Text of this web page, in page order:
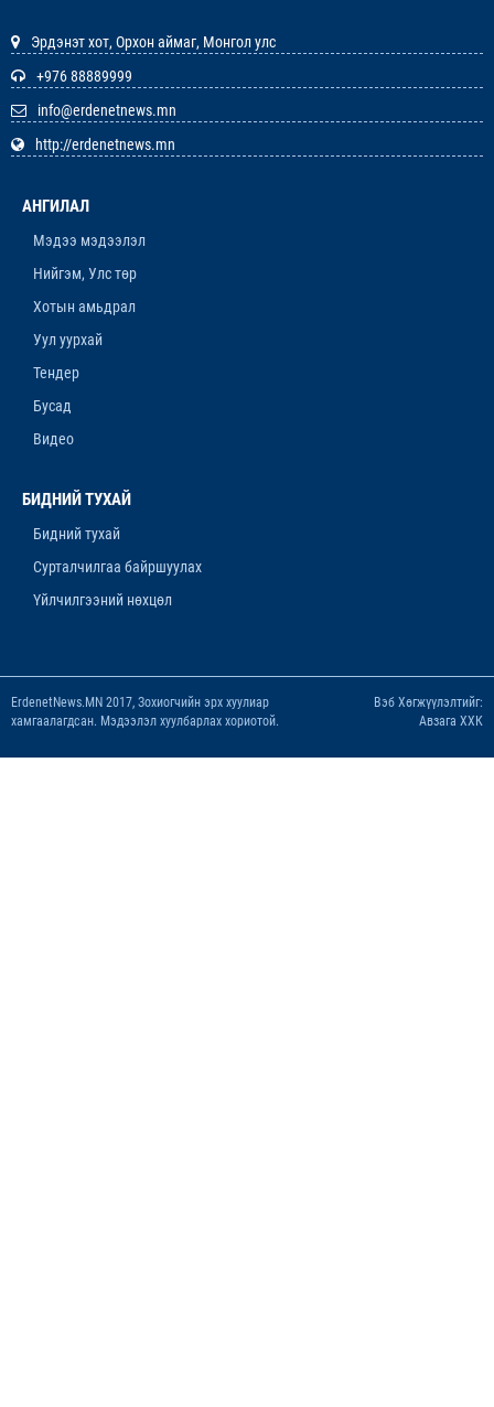
ЗАРЛАЛ
12-р сар. 19, 2025, 3:20 p.m.
11-р сар. 14, 2025, 5:53 p.m.
Эрдэнэт хот, Орхон аймаг, Монгол улс
+976 88889999
info@erdenetnews.mn
http://erdenetnews.mn
АНГИЛАЛ
Мэдээ мэдээлэл
Нийгэм, Улс төр
Хотын амьдрал
Уул уурхай
Тендер
Бусад
Видео
БИДНИЙ ТУХАЙ
Бидний тухай
Сурталчилгаа байршуулах
Үйлчилгээний нөхцөл
ErdenetNews.MN 2017, Зохиогчийн эрх хуулиар
хамгаалагдсан. Мэдээлэл хуулбарлах хориотой.
Вэб Хөгжүүлэлтийг:
Авзага ХХК